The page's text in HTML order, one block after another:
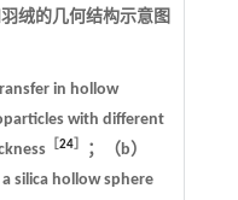
绒的几何结构示意图
in hollow
with different
24］
；（b）
silica hollow sphere